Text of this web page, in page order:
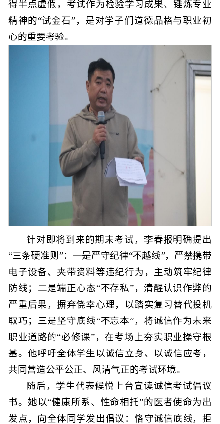
得半点虚假，考试作为检验学习成果、锤炼专业
精神的“试金石”，是对学子们道德品格与职业初
心的重要考验。
针对即将到来的期末考试，李春报明确提出
“三条硬准则”：一是严守纪律“不越线”，严禁携带
电子设备、夹带资料等违纪行为，主动筑牢纪律
防线；二是端正心态“不存私”，清醒认识作弊的
严重后果，摒弃侥幸心理，以踏实复习替代投机
取巧；三是坚守底线“不忘本”，将诚信作为未来
职业道路的“必修课”，在考场上夯实职业操守根
基。他呼吁全体学生以诚信立身、以诚信应考，
共同营造公平公正、风清气正的考试环境。
随后，学生代表候悦上台宣读诚信考试倡议
书。她以“健康所系、性命相托”的医者使命为出
发点，向全体同学发出倡议：恪守诚信底线，拒